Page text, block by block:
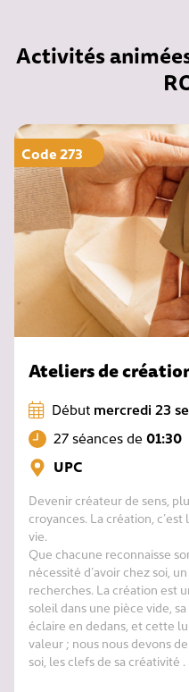
Activités
Code 273
Ateliers de
Début mercredi 23
27 séances de01:30
UPC
Devenir créateur de sens,
croyances. La création,
vie.
Que chacune reconnaisse
nécessité d’avoir chez soi,
recherches. La création est
soleil dans une pièce vide,
éclaire en dedans, et cette
valeur ; nous nous devons
soi, les clefs de sa créativité .